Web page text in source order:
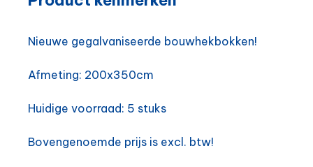
Nieuwe gegalvaniseerde bouwhekbokken!
Afmeting: 200x350cm
Huidige voorraad: 5 stuks
Bovengenoemde prijs is excl. btw!